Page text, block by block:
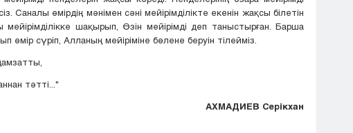
Саналы өмірдің мәнімен сәні мейірімділікте екенін жақсы білетін
шақырып, Өзін мейірімді деп таныстырған. Барша
өмір сүріп, Алланың мейіріміне бөлене беруін тілейміз.
тәтті..."
АХМАДИЕВ Серікхан